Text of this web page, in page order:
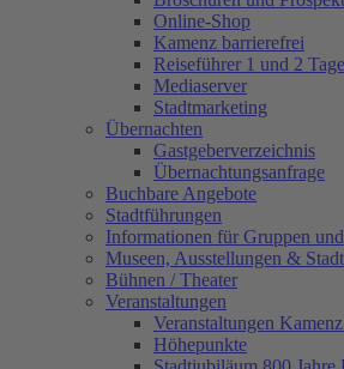
Online-Shop
Kamenz barrierefrei
Reiseführer 1 und 2 Tage
Mediaserver
Stadtmarketing
Übernachten
Gastgeberverzeichnis
Übernachtungsanfrage
Buchbare Angebote
Stadtführungen
Informationen für Gruppen
Museen, Ausstellungen &
Bühnen / Theater
Veranstaltungen
Veranstaltungen
Höhepunkte